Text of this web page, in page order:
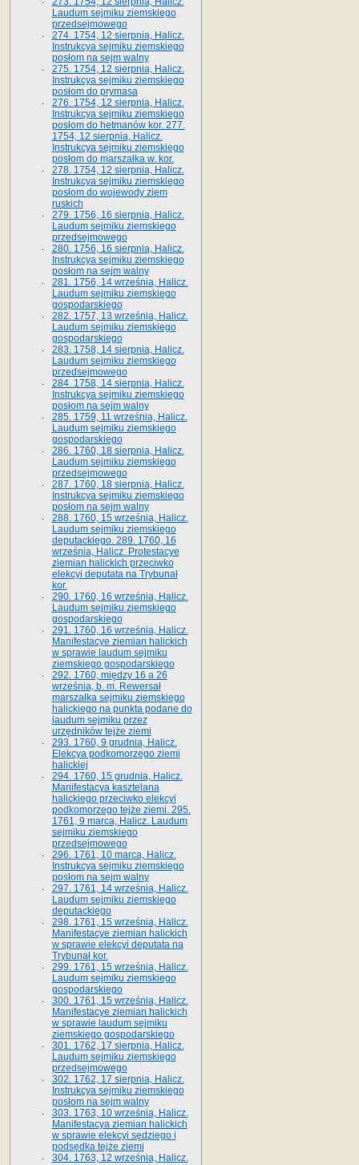
Laudum sejmiku ziemskiego
przedsejmowego
274. 1754, 12 sierpnia, Halicz.
Instrukcya sejmiku ziemskiego
posłom na sejm walny
275. 1754, 12 sierpnia, Halicz.
Instrukcya sejmiku ziemskiego
posłom do prymasa
276. 1754, 12 sierpnia, Halicz.
Instrukcya sejmiku ziemskiego
posłom do hetmanów kor. 277.
1754, 12 sierpnia, Halicz.
Instrukcya sejmiku ziemskiego
posłom do marszałka w. kor.
278. 1754, 12 sierpnia, Halicz.
Instrukcya sejmiku ziemskiego
posłom do wojewody ziem
ruskich
279. 1756, 16 sierpnia, Halicz.
Laudum sejmiku ziemskiego
przedsejmowego
280. 1756, 16 sierpnia, Halicz.
Instrukcya sejmiku ziemskiego
posłom na sejm walny
281. 1756, 14 września, Halicz.
Laudum sejmiku ziemskiego
gospodarskiego
282. 1757, 13 września, Halicz.
Laudum sejmiku ziemskiego
gospodarskiego
283. 1758, 14 sierpnia, Halicz.
Laudum sejmiku ziemskiego
przedsejmowego
284. 1758, 14 sierpnia, Halicz.
Instrukcya sejmiku ziemskiego
posłom na sejm walny
285. 1759, 11 września, Halicz.
Laudum sejmiku ziemskiego
gospodarskiego
286. 1760, 18 sierpnia, Halicz.
Laudum sejmiku ziemskiego
przedsejmowego
287. 1760, 18 sierpnia, Halicz.
Instrukcya sejmiku ziemskiego
posłom na sejm walny
288. 1760, 15 września, Halicz.
Laudum sejmiku ziemskiego
deputackiego. 289. 1760, 16
września, Halicz. Protestacye
ziemian halickich przeciwko
elekcyi deputata na Trybunał
kor.
290. 1760, 16 września, Halicz.
Laudum sejmiku ziemskiego
gospodarskiego
291. 1760, 16 września, Halicz.
Manifestacye ziemian halickich
w sprawie laudum sejmiku
ziemskiego gospodarskiego
292. 1760, między 16 a 26
września, b. m. Rewersał
marszałka sejmiku ziemskiego
halickiego na punkta podane do
laudum sejmiku przez
urzędników tejże ziemi
293. 1760, 9 grudnia, Halicz.
Elekcya podkomorzego ziemi
halickiej
294. 1760, 15 grudnia, Halicz.
Manifestacya kasztelana
halickiego przeciwko elekcyi
podkomorzego tejże ziemi. 295.
1761, 9 marca, Halicz. Laudum
sejmiku ziemskiego
przedsejmowego
296. 1761, 10 marca, Halicz.
Instrukcya sejmiku ziemskiego
posłom na sejm walny
297. 1761, 14 września, Halicz.
Laudum sejmiku ziemskiego
deputackiego
298. 1761, 15 września, Halicz.
Manifestacye ziemian halickich
w sprawie elekcyi deputata na
Trybunał kor.
299. 1761, 15 września, Halicz.
Laudum sejmiku ziemskiego
gospodarskiego
300. 1761, 15 września, Halicz.
Manifestacye ziemian halickich
w sprawie laudum sejmiku
ziemskiego gospodarskiego
301. 1762, 17 sierpnia, Halicz.
Laudum sejmiku ziemskiego
przedsejmowego
302. 1762, 17 sierpnia, Halicz.
Instrukcya sejmiku ziemskiego
posłom na sejm walny
303. 1763, 10 września, Halicz.
Manifestacya ziemian halickich
w sprawie elekcyi sędziego i
podsędka tejże ziemi
304. 1763, 12 września, Halicz.